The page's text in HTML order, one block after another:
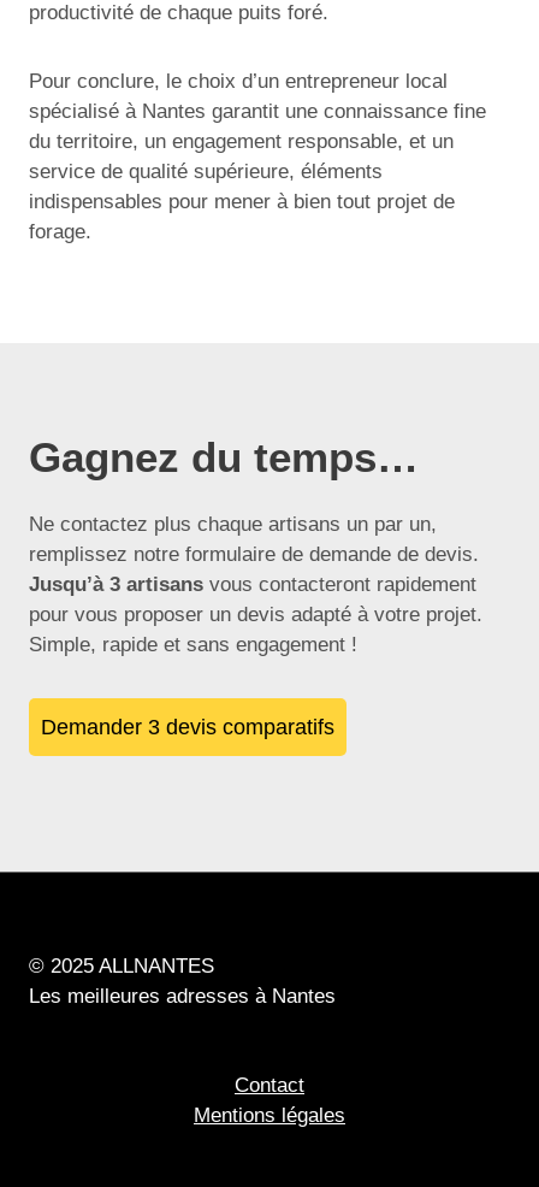
productivité de chaque puits foré.
Pour conclure, le choix d’un entrepreneur local
spécialisé à Nantes garantit une connaissance fine
du territoire, un engagement responsable, et un
service de qualité supérieure, éléments
indispensables pour mener à bien tout projet de
forage.
Gagnez du temps…
Ne contactez plus chaque artisans un par un,
remplissez notre formulaire de demande de devis.
Jusqu’à 3 artisans vous contacteront rapidement
pour vous proposer un devis adapté à votre projet.
Simple, rapide et sans engagement !
Demander 3 devis comparatifs
© 2025 ALLNANTES
Les meilleures adresses à Nantes
Contact
Mentions légales